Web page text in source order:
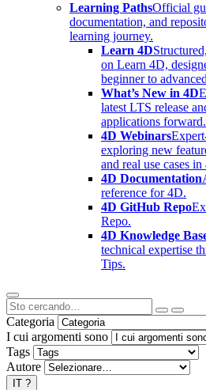
Learning PathsOfficial
documentation, and
learning journey.
Learn 4D
on Learn 4D,
beginner to
What’s New in 4D
latest LTS release
applications forward.
4D Webinars
exploring new
and real use cases
4D Documentation
reference for 4D.
4D GitHub Repo
Repo.
4D Knowledge
technical expertise
Tips.
Categoria
I cui argomenti sono
Tags
Autore
IT ?